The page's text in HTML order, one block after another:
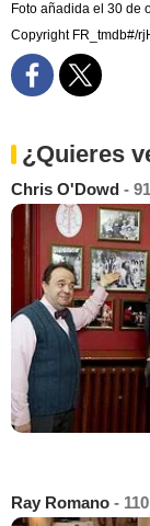
Foto añadida el 30 de
Copyright FR_tmdb#/
¿Quieres
Chris O'Dowd - 91
Ray Romano - 110